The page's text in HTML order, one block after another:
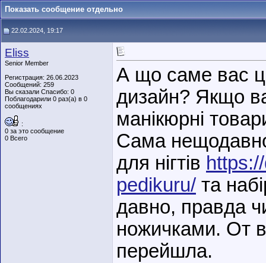
Показать сообщение отдельно
22.02.2024, 19:17
Eliss
Senior Member
Регистрация: 26.06.2023
Сообщений: 259
Вы сказали Спасибо: 0
Поблагодарили 0 раз(а) в 0
сообщениях
:
0 за это сообщение
0 Всего
А що саме вас
дизайн? Якщо
манікюрні
Сама
для нігтів
pedikuru/ та
давно, правда
ножичками. От
перейшла.